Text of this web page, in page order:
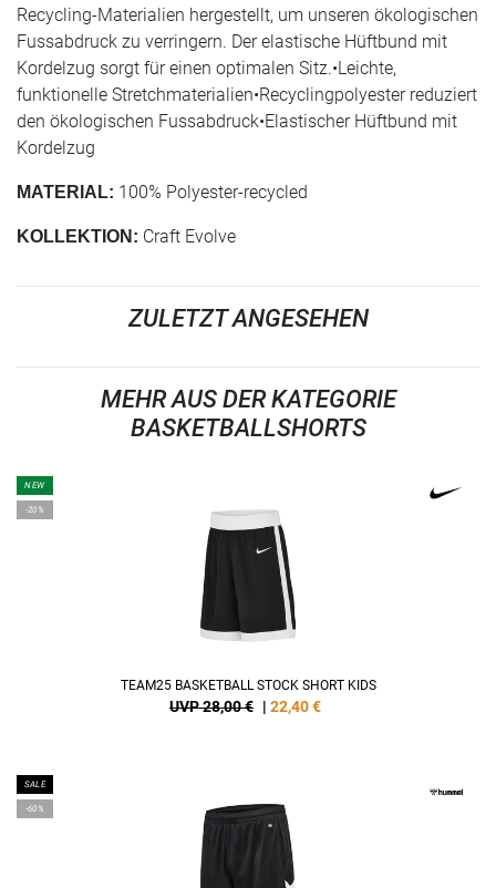
Recycling-Materialien hergestellt, um unseren ökologischen
Fussabdruck zu verringern. Der elastische Hüftbund mit
Kordelzug sorgt für einen optimalen Sitz.•Leichte,
funktionelle Stretchmaterialien•Recyclingpolyester reduziert
den ökologischen Fussabdruck•Elastischer Hüftbund mit
Kordelzug
MATERIAL: 100% Polyester-recycled
KOLLEKTION: Craft Evolve
ZULETZT ANGESEHEN
MEHR AUS DER KATEGORIE
BASKETBALLSHORTS
NEW
-20%
TEAM25 BASKETBALL STOCK SHORT KIDS
UVP 28,00 € | 22,40€
SALE
-60%